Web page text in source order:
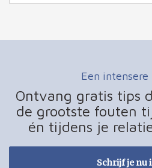
Een intensere
Ontvang gratis tips
de grootste fouten
én tijdens je
Schrijf je nu